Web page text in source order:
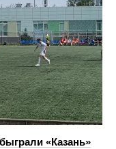
«Казань»